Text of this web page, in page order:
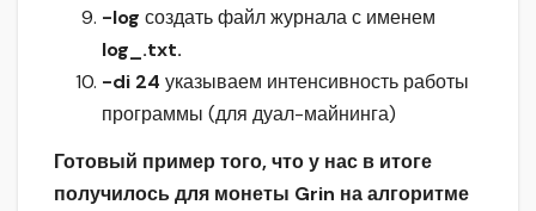
-log создать файл журнала с именем
log_.txt.
-di 24 указываем интенсивность работы
программы (для дуал-майнинга)
Готовый пример того, что у нас в итоге
получилось для монеты Grin на алгоритме